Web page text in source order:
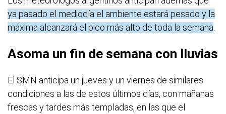
ya pasado el mediodía el ambiente estará pesado y la
máxima alcanzará el pico más alto de toda la semana
Asoma un fin de semana con lluvias
El SMN anticipa un jueves y un viernes de similares
condiciones a las de estos últimos días, con mañanas
frescas y tardes más templadas, en las que el